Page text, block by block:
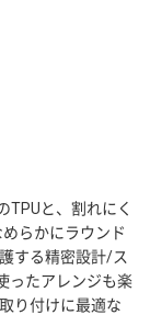
TPUと、割れにく
らかにラウンド
する精密設計/ス
ったアレンジも楽
り付けに最適な